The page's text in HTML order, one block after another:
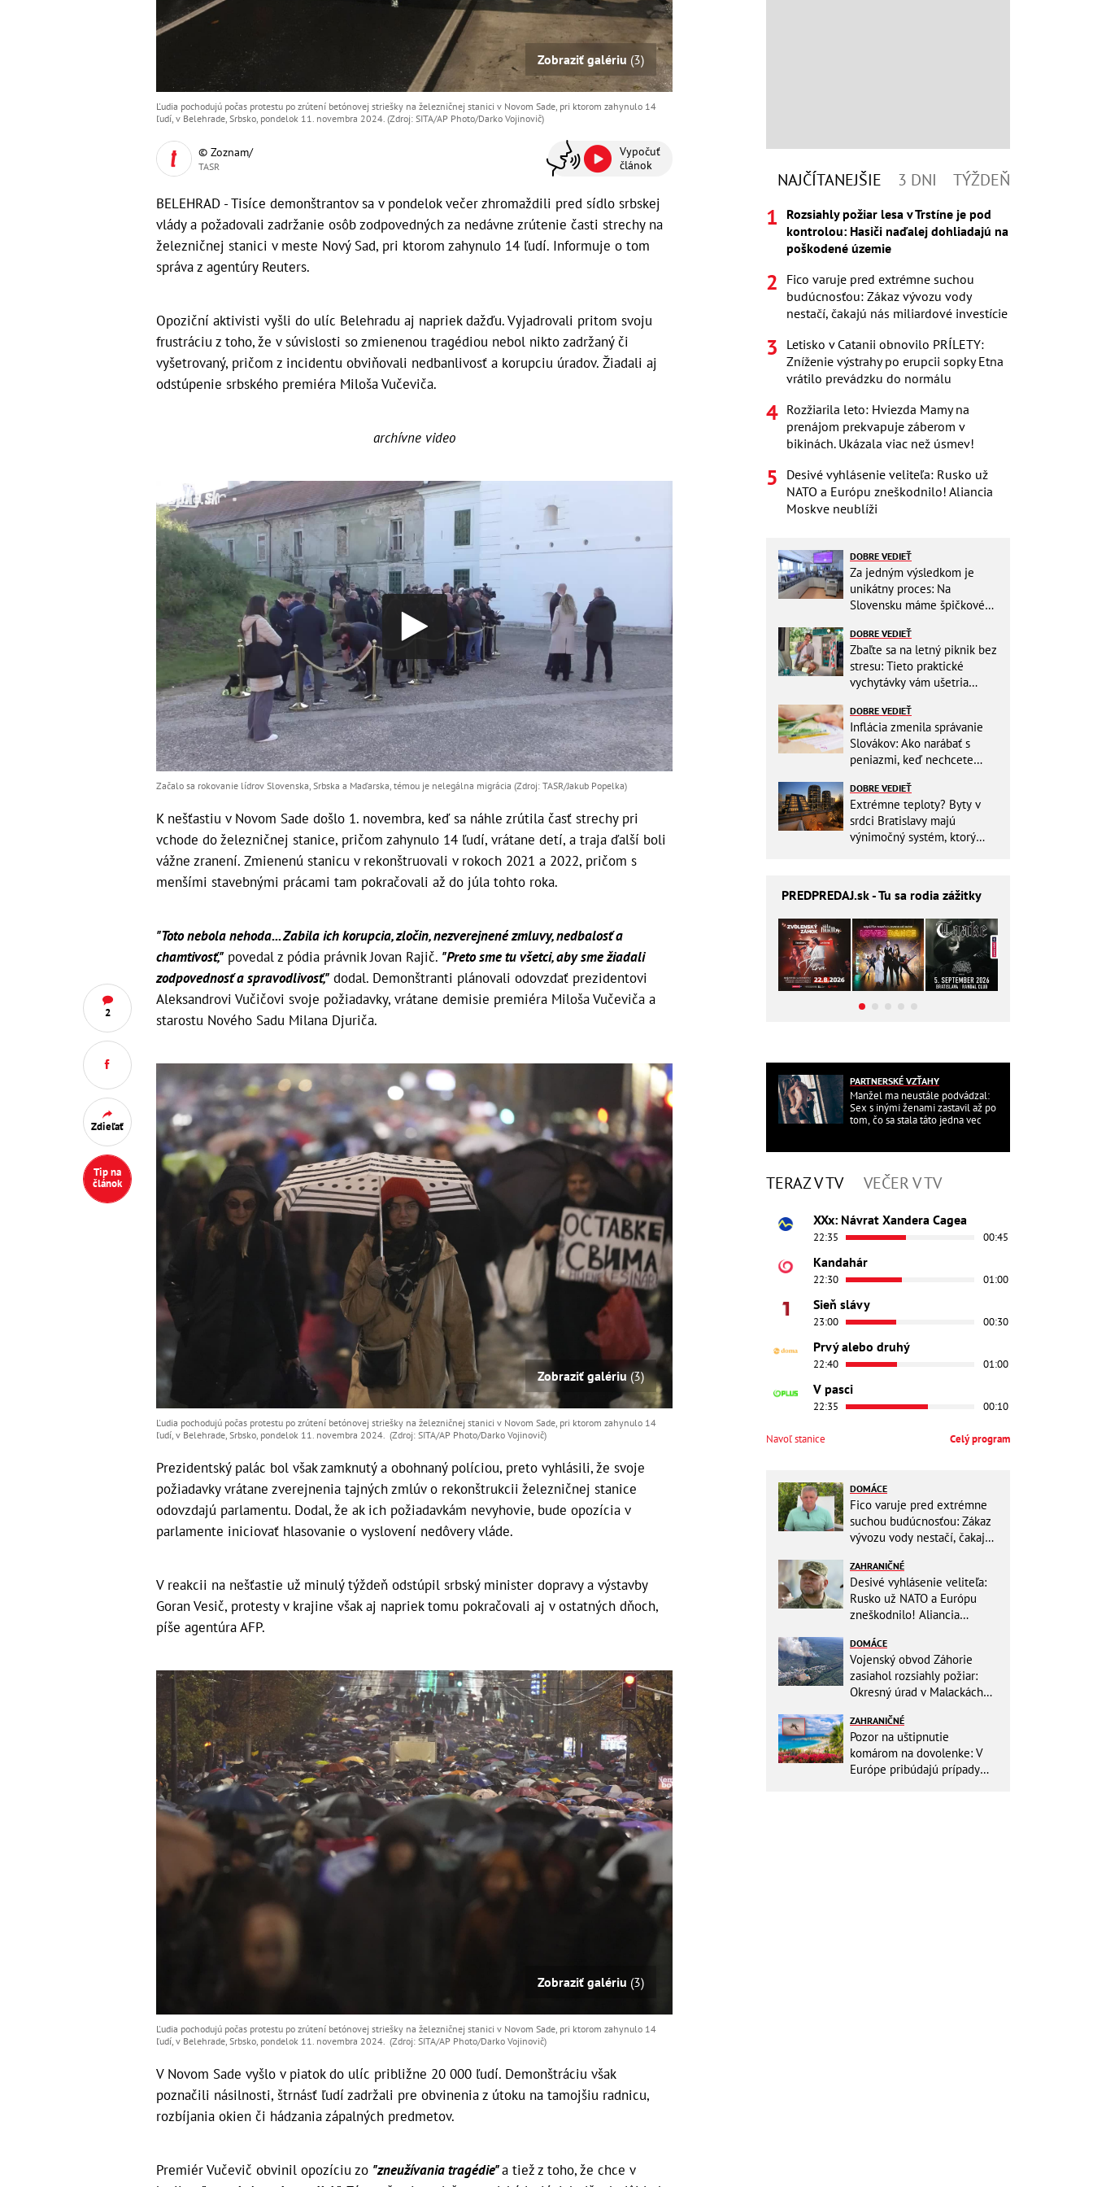
2
Zdieľať
Tip na
článok
Zobraziť galériu (3)
Ľudia pochodujú počas protestu po zrútení betónovej striešky na železničnej stanici v Novom Sade, pri ktorom zahynulo 14
ľudí, v Belehrade, Srbsko, pondelok 11. novembra 2024. (Zdroj: SITA/AP Photo/Darko Vojinovič)
© Zoznam/
TASR
Vypočuť
článok
BELEHRAD - Tisíce demonštrantov sa v pondelok večer zhromaždili pred sídlo srbskej
vlády a požadovali zadržanie osôb zodpovedných za nedávne zrútenie časti strechy na
železničnej stanici v meste Nový Sad, pri ktorom zahynulo 14 ľudí. Informuje o tom
správa z agentúry Reuters.
Opoziční aktivisti vyšli do ulíc Belehradu aj napriek dažďu. Vyjadrovali pritom svoju
frustráciu z toho, že v súvislosti so zmienenou tragédiou nebol nikto zadržaný či
vyšetrovaný, pričom z incidentu obviňovali nedbanlivosť a korupciu úradov. Žiadali aj
odstúpenie srbského premiéra Miloša Vučeviča.
archívne video
Začalo sa rokovanie lídrov Slovenska, Srbska a Maďarska, témou je nelegálna migrácia (Zdroj: TASR/Jakub Popelka)
K nešťastiu v Novom Sade došlo 1. novembra, keď sa náhle zrútila časť strechy pri
vchode do železničnej stanice, pričom zahynulo 14 ľudí, vrátane detí, a traja ďalší boli
vážne zranení. Zmienenú stanicu v rekonštruovali v rokoch 2021 a 2022, pričom s
menšími stavebnými prácami tam pokračovali až do júla tohto roka.
"Toto nebola nehoda... Zabila ich korupcia, zločin, nezverejnené zmluvy, nedbalosť a
chamtivosť," povedal z pódia právnik Jovan Rajič. "Preto sme tu všetci, aby sme žiadali
zodpovednosť a spravodlivosť," dodal. Demonštranti plánovali odovzdať prezidentovi
Aleksandrovi Vučičovi svoje požiadavky, vrátane demisie premiéra Miloša Vučeviča a
starostu Nového Sadu Milana Djuriča.
Zobraziť galériu(3)
Ľudia pochodujú počas protestu po zrútení betónovej striešky na železničnej stanici v Novom Sade, pri ktorom zahynulo 14
ľudí, v Belehrade, Srbsko, pondelok 11. novembra 2024. (Zdroj: SITA/AP Photo/Darko Vojinovič)
Prezidentský palác bol však zamknutý a obohnaný políciou, preto vyhlásili, že svoje
požiadavky vrátane zverejnenia tajných zmlúv o rekonštrukcii železničnej stanice
odovzdajú parlamentu. Dodal, že ak ich požiadavkám nevyhovie, bude opozícia v
parlamente iniciovať hlasovanie o vyslovení nedôvery vláde.
V reakcii na nešťastie už minulý týždeň odstúpil srbský minister dopravy a výstavby
Goran Vesič, protesty v krajine však aj napriek tomu pokračovali aj v ostatných dňoch,
píše agentúra AFP.
Zobraziť galériu (3)
Ľudia pochodujú počas protestu po zrútení betónovej striešky na železničnej stanici v Novom Sade, pri ktorom zahynulo 14
ľudí, v Belehrade, Srbsko, pondelok 11. novembra 2024. (Zdroj: SITA/AP Photo/Darko Vojinovič)
V Novom Sade vyšlo v piatok do ulíc približne 20 000 ľudí. Demonštráciu však
poznačili násilnosti, štrnásť ľudí zadržali pre obvinenia z útoku na tamojšiu radnicu,
rozbíjania okien či hádzania zápalných predmetov.
Premiér Vučevič obvinil opozíciu zo "zneužívania tragédie"a tiež z toho, že chce v
NAJČÍTANEJŠIE 3 DNI TÝŽDEŇ
Rozsiahly požiar lesa v Trstíne je pod
kontrolou: Hasiči naďalej dohliadajú na
poškodené územie
Fico varuje pred extrémne suchou
budúcnosťou: Zákaz vývozu vody
nestačí, čakajú nás miliardové investície
Letisko v Catanii obnovilo PRÍLETY:
Zníženie výstrahy po erupcii sopky Etna
vrátilo prevádzku do normálu
Rozžiarila leto: Hviezda Mamy na
prenájom prekvapuje záberom v
bikinách. Ukázala viac než úsmev!
Desivé vyhlásenie veliteľa: Rusko už
NATO a Európu zneškodnilo! Aliancia
Moskve neublíži
DOBRE VEDIEŤ
Za jedným výsledkom je
unikátny proces: Na
Slovensku máme špičkové
DOBRE VEDIEŤ
Zbaľte sa na letný piknik bez
stresu: Tieto praktické
vychytávky vám ušetria
DOBRE VEDIEŤ
Inflácia zmenila správanie
Slovákov: Ako narábať s
peniazmi, keď nechcete
DOBRE VEDIEŤ
Extrémne teploty? Byty v
srdci Bratislavy majú
výnimočný systém, ktorý
PREDPREDAJ.sk - Tu sa rodia zážitky
PARTNERSKÉ VZŤAHY
Manžel ma neustále podvádzal:
Sex s inými ženami zastavil až po
tom, čo sa stala táto jedna vec
TERAZ V TV VEČER V TV
XXx: Návrat Xandera Cagea
22:35 00:45
Kandahár
22:30 01:00
Sieň slávy
23:00 00:30
Prvý alebo druhý
22:40 01:00
V pasci
22:35 00:10
Navoľ stanice Celý program
DOMÁCE
Fico varuje pred extrémne
suchou budúcnosťou: Zákaz
vývozu vody nestačí, čakajú
ZAHRANIČNÉ
Desivé vyhlásenie veliteľa:
Rusko už NATO a Európu
zneškodnilo! Aliancia
DOMÁCE
Vojenský obvod Záhorie
zasiahol rozsiahly požiar:
Okresný úrad v Malackách
situáciu
ZAHRANIČNÉ
Pozor na uštipnutie
komárom na dovolenke: V
Európe pribúdajú prípady